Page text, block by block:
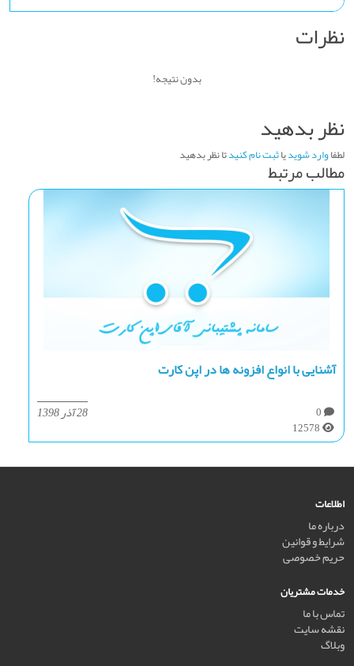
نظرات
بدون نتیجه!
نظر بدهید
لطفاوارد شویدیاثبت نام کنیدتا نظر بدهید
مطالب مرتبط
آشنایی با انواع افزونه ها در اپن کارت
0
12578
28 آذر 1398
اطلاعات
درباره ما
شرایط و قوانین
حریم خصوصی
خدمات مشتریان
تماس با ما
نقشه سایت
وبلاگ